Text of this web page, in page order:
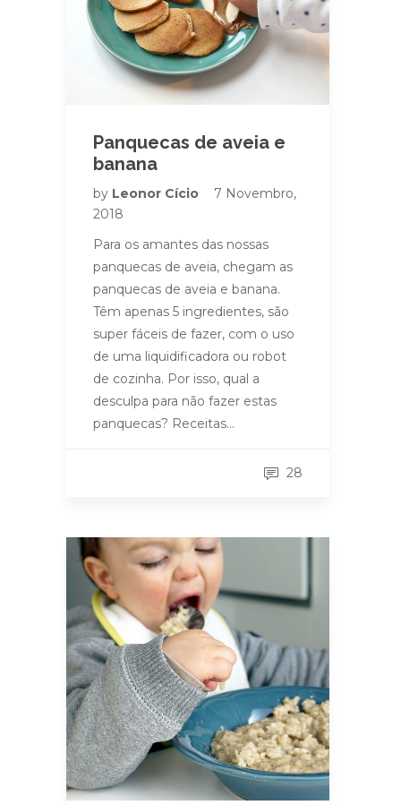
Panquecas de aveia e
banana
by Leonor Cício
7 Novembro,
2018
Para os amantes das nossas
panquecas de aveia, chegam as
panquecas de aveia e banana.
Têm apenas 5 ingredientes, são
super fáceis de fazer, com o uso
de uma liquidificadora ou robot
de cozinha. Por isso, qual a
desculpa para não fazer estas
panquecas? Receitas…
28